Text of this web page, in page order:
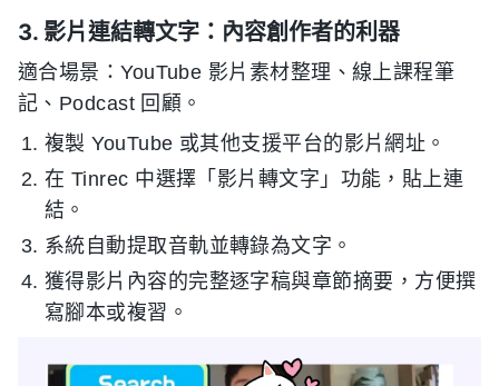
3. 影片連結轉文字：內容創作者的利器
適合場景：YouTube 影片素材整理、線上課程筆
記、Podcast 回顧。
複製 YouTube 或其他支援平台的影片網址。
在 Tinrec 中選擇「影片轉文字」功能，貼上連
結。
系統自動提取音軌並轉錄為文字。
獲得影片內容的完整逐字稿與章節摘要，方便撰
寫腳本或複習。